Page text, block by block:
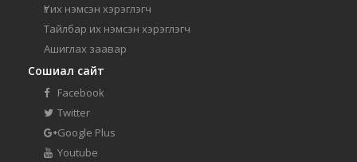
Үг их нэмсэн хэрэглэгч
Тайлбар их нэмсэн хэрэглэгч
Ашиглах заавар
Сошиал сайт
Facebook
Twitter
Google Plus
Youtube